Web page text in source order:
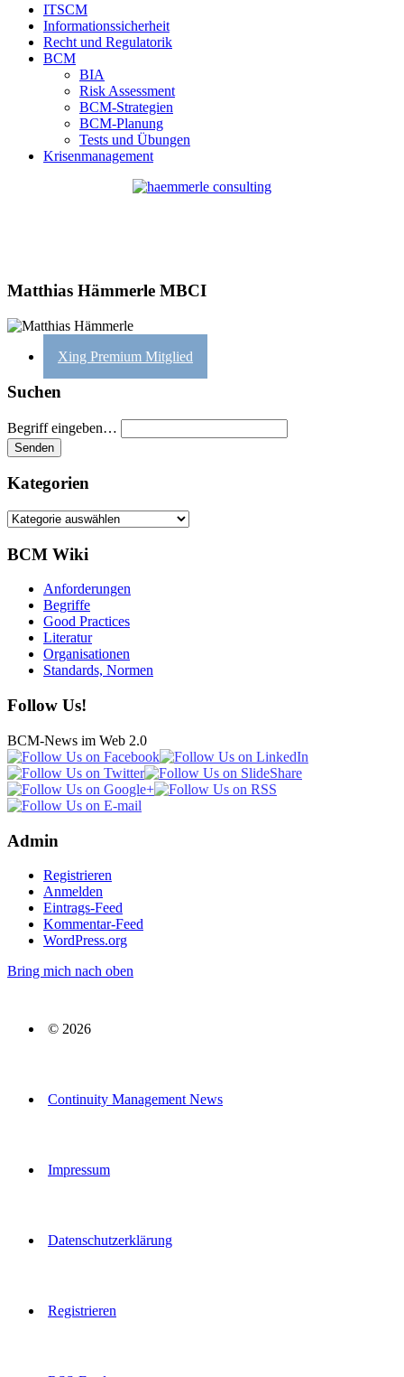
ITSCM
Informationssicherheit
Recht und Regulatorik
BCM
BIA
Risk Assessment
BCM-Strategien
BCM-Planung
Tests und Übungen
Krisenmanagement
Matthias Hämmerle MBCI
Xing Premium Mitglied
Suchen
Begriff eingeben…
Kategorien
Kategorien
BCM Wiki
Anforderungen
Begriffe
Good Practices
Literatur
Organisationen
Standards, Normen
Follow Us!
BCM-News im Web 2.0
Admin
Registrieren
Anmelden
Eintrags-Feed
Kommentar-Feed
WordPress.org
Bring mich nach oben
© 2026
Continuity Management News
Impressum
Datenschutzerklärung
Registrieren